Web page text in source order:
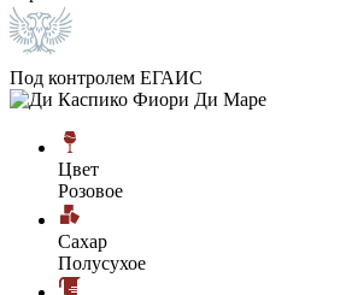
Под контролем ЕГАИС
Цвет
Розовое
Сахар
Полусухое